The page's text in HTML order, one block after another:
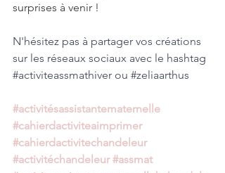
surprises à venir !
N'hésitez pas à partager vos créations
sur les réseaux sociaux avec le hashtag
#activiteassmathiver ou #zeliaarthus
#activitésassistantematernelle
#cahierdactiviteaimprimer
#cahierdactivitechandeleur
#activitéchandeleur #assmat